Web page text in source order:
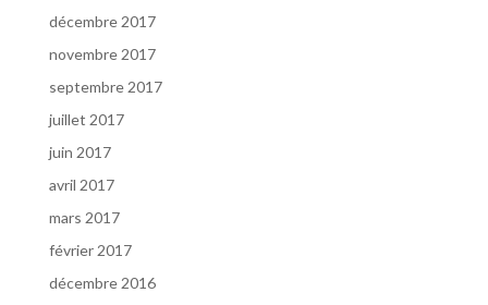
décembre 2017
novembre 2017
septembre 2017
juillet 2017
juin 2017
avril 2017
mars 2017
février 2017
décembre 2016